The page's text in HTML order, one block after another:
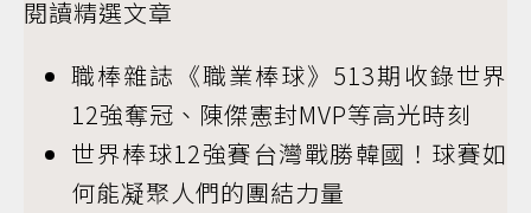
閱讀精選文章
職棒雜誌《職業棒球》513期收錄世界
12強奪冠、陳傑憲封MVP等高光時刻
世界棒球12強賽台灣戰勝韓國！球賽如
何能凝聚人們的團結力量